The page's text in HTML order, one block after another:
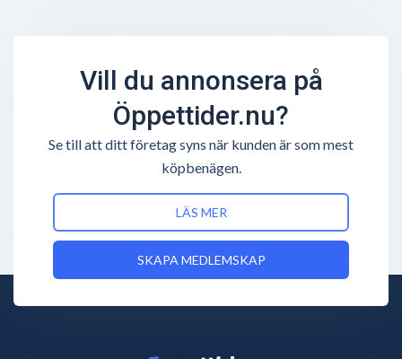
Vill du annonsera på
Öppettider.nu?
Se till att ditt företag syns när kunden är som mest
köpbenägen.
LÄS MER
SKAPA MEDLEMSKAP